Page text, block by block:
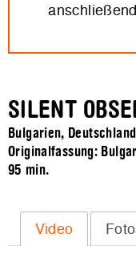
SILENT
Bulgarien,
Originalfassung:
95 min.
Video